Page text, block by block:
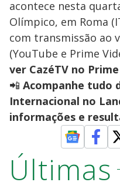
acontece nesta
Olímpico, em Roma
com transmissão ao
(YouTube e Prime
ver CazéTV no
📲 Acompanhe tudo
Internacional no
informações e
Últimas